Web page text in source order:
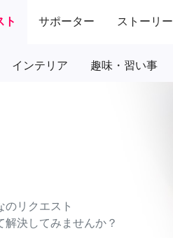
ト サポーター ストーリー
インテリア 趣味・習い事
のリクエスト
決してみませんか？